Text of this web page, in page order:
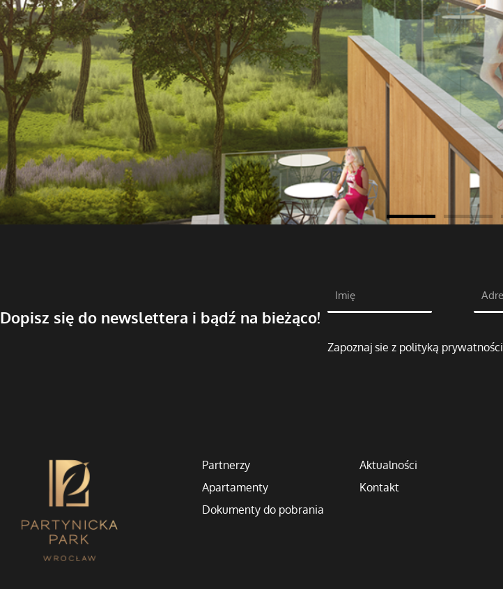
Dopisz się do newslettera i bądź na bieżąco!
Zapoznaj sie z polityką prywatności
Partnerzy
Apartamenty
Dokumenty do pobrania
Aktualności
Kontakt